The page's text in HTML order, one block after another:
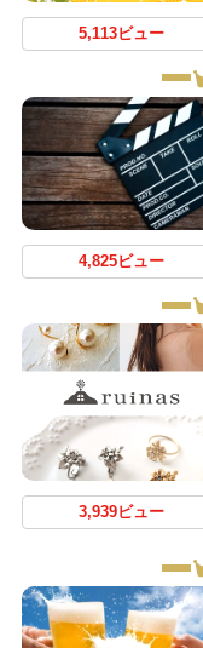
5,113ビュー
4,825ビュー
3,939ビュー